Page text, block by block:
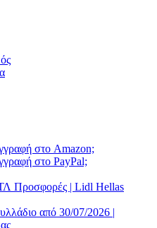
στο Amazon;
στο PayPal;
Προσφορές | Lidl Hellas
από 30/07/2026 |